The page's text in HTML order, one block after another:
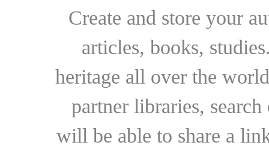
Create and store your
articles, books,
heritage all over the
partner libraries,
will be able to share a